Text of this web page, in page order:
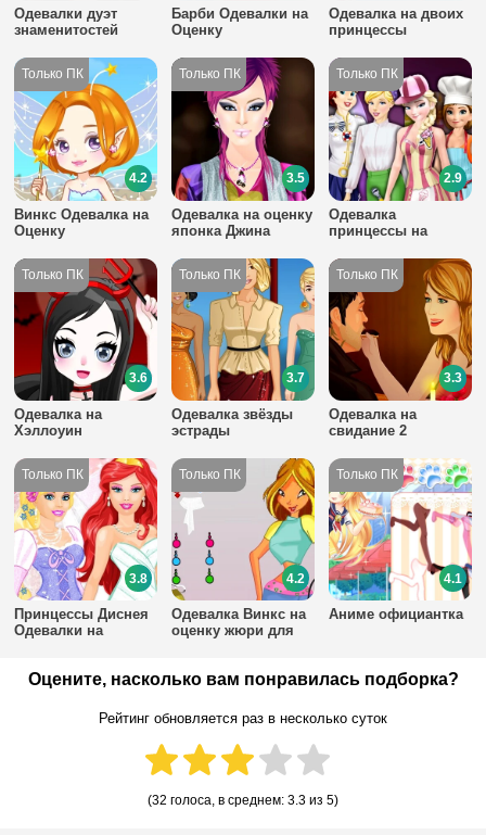
Одевалки дуэт
знаменитостей
Барби Одевалки на
Оценку
Одевалка на двоих
принцессы
Винкс Одевалка на
Оценку
4.2
Одевалка на оценку
японка Джина
3.5
Одевалка
принцессы на
2.9
Одевалка на
Хэллоуин
3.6
Одевалка звёзды
эстрады
3.7
Одевалка на
свидание 2
3.3
Принцессы Диснея
Одевалки на
3.8
Одевалка Винкс на
оценку жюри для
4.2
Аниме официантка
4.1
Оцените, насколько вам понравилась подборка?
Рейтинг обновляется раз в несколько суток
(32 голоса, в среднем: 3.3 из 5)